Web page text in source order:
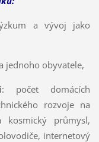
a vývoj jako
jednoho obyvatele,
: počet domácích
rozvoje na
průmysl,
internetový